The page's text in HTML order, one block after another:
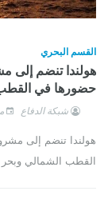
القسم البحري
هولندا تنضم إلى
حضورها في
شبكة الدفاع
هولندا تنضم إلى
القطب الشمالي